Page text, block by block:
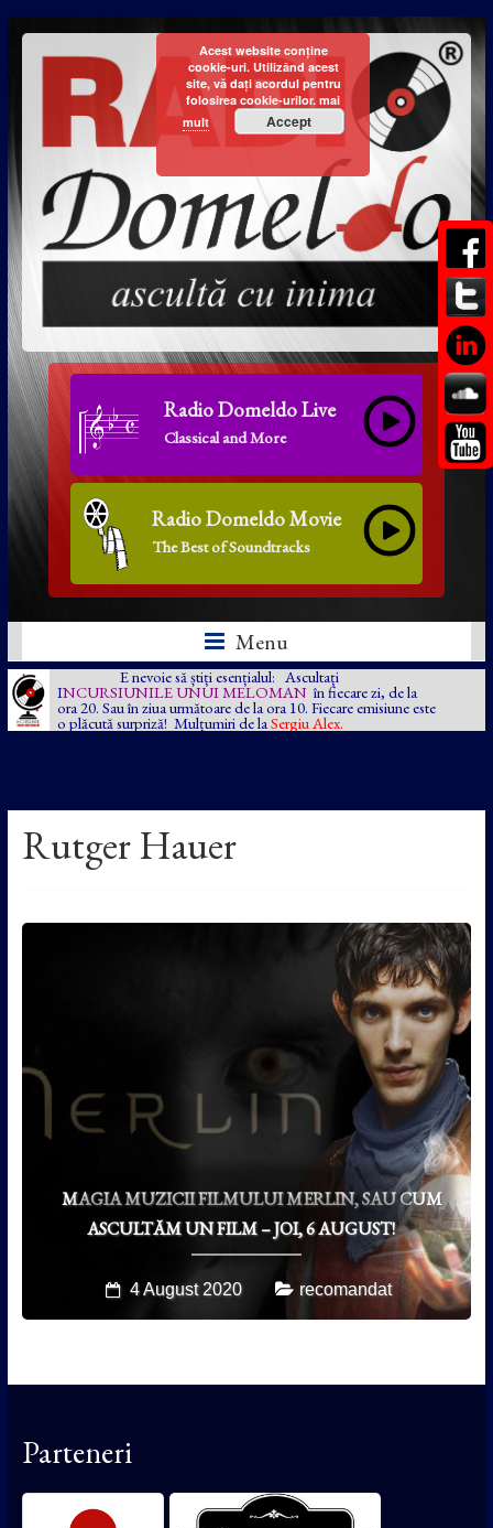
Radio Domeldo Live
Classical and More
Radio Domeldo Movie
The Best of Soundtracks
Menu
E nevoie să știți esențialul: Ascultați
INCURSIUNILE UNUI MELOMAN în fiecare zi, de la
ora 20. Sau în ziua următoare de la ora 10. Fiecare emisiune este
o plăcută surpriză! Mulțumiri de la Sergiu Alex.
Rutger Hauer
MAGIA MUZICII FILMULUI MERLIN, SAU CUM
ASCULTĂM UN FILM – JOI, 6 AUGUST!
4 August 2020 recomandat
Parteneri
Acest website conține
cookie-uri. Utilizând acest
site, vă dați acordul pentru
folosirea cookie-urilor. mai
mult
Accept